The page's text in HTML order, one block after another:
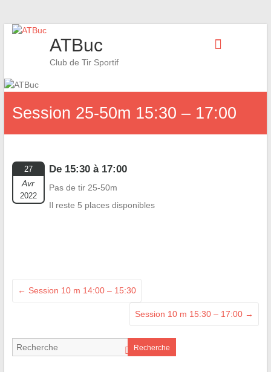
Skip
ATBuc
Club de Tir Sportif
Session 25-50m 15:30 – 17:00
27
Avr
2022
De 15:30 à 17:00
Pas de tir 25-50m
Il reste 5 places disponibles
← Session 10 m 14:00 – 15:30
Session 10 m 15:30 – 17:00 →
Recherche